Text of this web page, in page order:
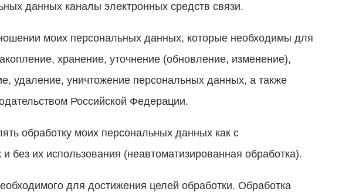
данных каналы электронных средств связи.
моих персональных данных, которые необходимы для
хранение, уточнение (обновление, изменение),
удаление, уничтожение персональных данных, а также
Российской Федерации.
обработку моих персональных данных как с
без их использования (неавтоматизированная обработка).
для достижения целей обработки. Обработка